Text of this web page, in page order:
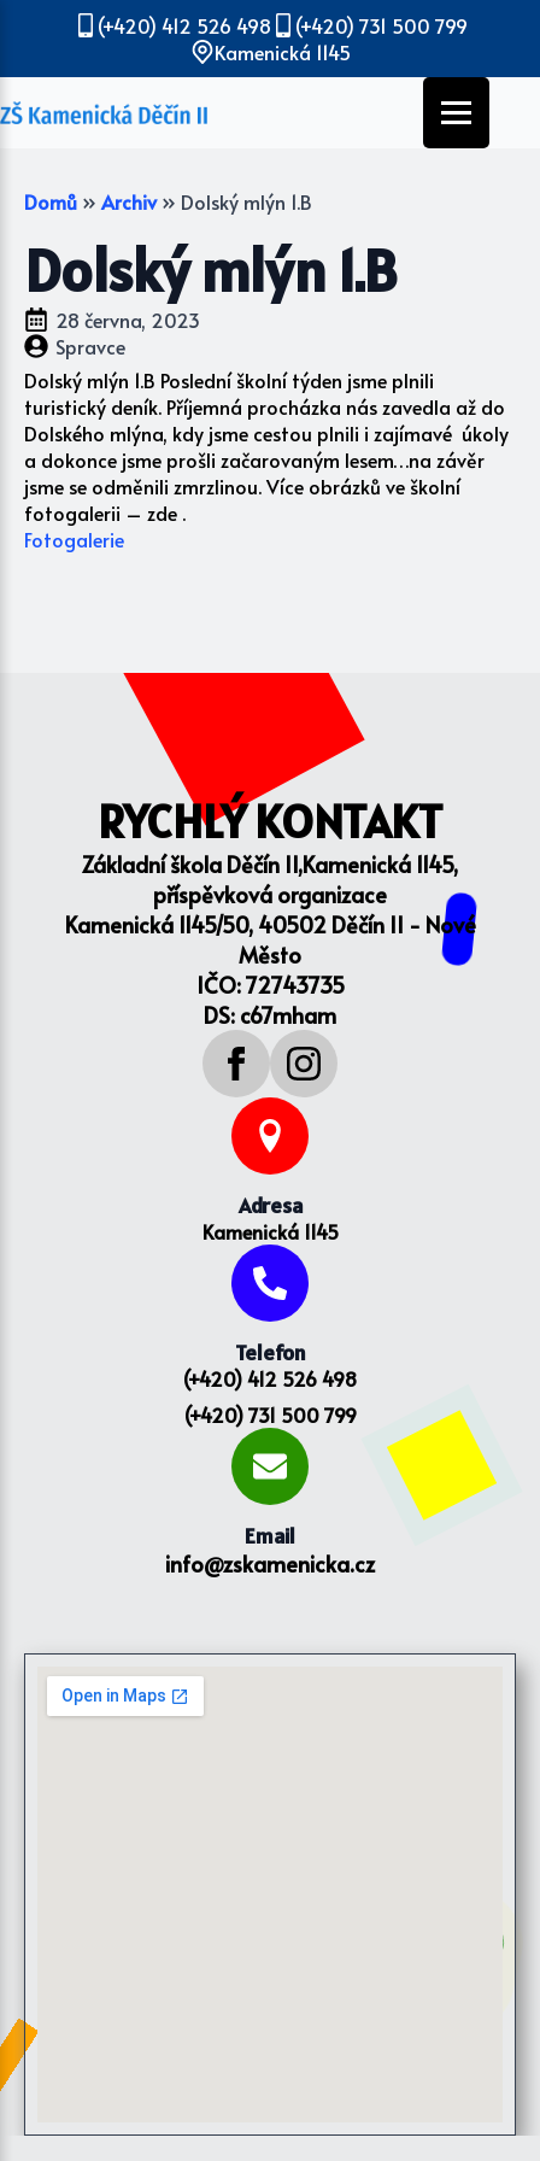
(+420) 412 526 498
(+420) 731 500 799
Kamenická 1145
Domů » Archiv » Dolský mlýn 1.B
Dolský mlýn 1.B
28 června, 2023
Spravce
Dolský mlýn 1.B Poslední školní týden jsme plnili
turistický deník. Příjemná procházka nás zavedla až do
Dolského mlýna, kdy jsme cestou plnili i zajímavé úkoly
a dokonce jsme prošli začarovaným lesem…na závěr
jsme se odměnili zmrzlinou. Více obrázků ve školní
fotogalerii – zde .
Fotogalerie
RYCHLÝ KONTAKT
Základní škola Děčín II,Kamenická 1145,
příspěvková organizace
Kamenická 1145/50, 40502 Děčín II - Nové
Město
IČO: 72743735
DS: c67mham
Adresa
Kamenická 1145
Telefon
(+420) 412 526 498
(+420) 731 500 799
Email
info@zskamenicka.cz